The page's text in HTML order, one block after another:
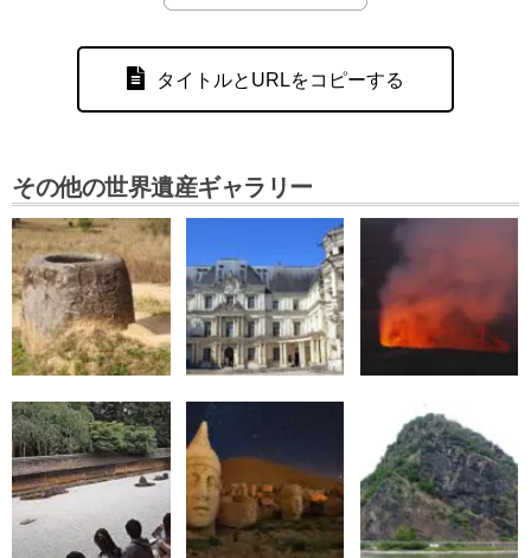
タイトルとURLをコピーする
その他の世界遺産ギャラリー